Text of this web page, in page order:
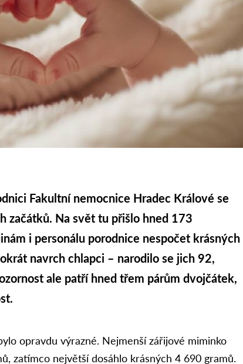
Fakultní nemocnice Hradec Králové se
začátků. Na svět tu přišlo hned 173
i personálu porodnice nespočet krásných
navrch chlapci – narodilo se jich 92,
ale patří hned třem párům dvojčátek,
opravdu výrazné. Nejmenší zářijové miminko
zatímco největší dosáhlo krásných 4 690 gramů.